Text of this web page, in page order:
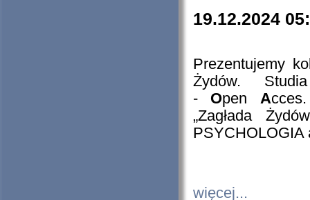
19.12.2024
Prezentujemy
Żydów.
- Open A
„Zagłada
PSYCHOLOGIA
więcej...